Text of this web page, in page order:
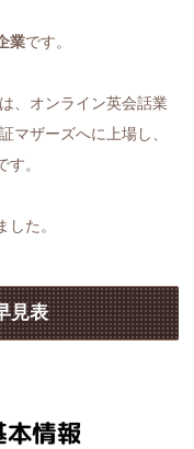
業です。
、オンライン英会話業
マザーズへに上場し、
す。
た。
見表